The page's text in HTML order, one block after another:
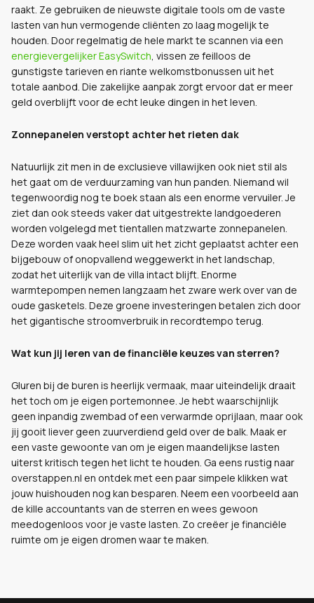
raakt. Ze gebruiken de nieuwste digitale tools om de vaste
lasten van hun vermogende cliënten zo laag mogelijk te
houden. Door regelmatig de hele markt te scannen via een
energievergelijker EasySwitch, vissen ze feilloos de
gunstigste tarieven en riante welkomstbonussen uit het
totale aanbod. Die zakelijke aanpak zorgt ervoor dat er meer
geld overblijft voor de echt leuke dingen in het leven.
Zonnepanelen verstopt achter het rieten dak
Natuurlijk zit men in de exclusieve villawijken ook niet stil als
het gaat om de verduurzaming van hun panden. Niemand wil
tegenwoordig nog te boek staan als een enorme vervuiler. Je
ziet dan ook steeds vaker dat uitgestrekte landgoederen
worden volgelegd met tientallen matzwarte zonnepanelen.
Deze worden vaak heel slim uit het zicht geplaatst achter een
bijgebouw of onopvallend weggewerkt in het landschap,
zodat het uiterlijk van de villa intact blijft. Enorme
warmtepompen nemen langzaam het zware werk over van de
oude gasketels. Deze groene investeringen betalen zich door
het gigantische stroomverbruik in recordtempo terug.
Wat kun jij leren van de financiële keuzes van sterren?
Gluren bij de buren is heerlijk vermaak, maar uiteindelijk draait
het toch om je eigen portemonnee. Je hebt waarschijnlijk
geen inpandig zwembad of een verwarmde oprijlaan, maar ook
jij gooit liever geen zuurverdiend geld over de balk. Maak er
een vaste gewoonte van om je eigen maandelijkse lasten
uiterst kritisch tegen het licht te houden. Ga eens rustig naar
overstappen.nl en ontdek met een paar simpele klikken wat
jouw huishouden nog kan besparen. Neem een voorbeeld aan
de kille accountants van de sterren en wees gewoon
meedogenloos voor je vaste lasten. Zo creëer je financiële
ruimte om je eigen dromen waar te maken.